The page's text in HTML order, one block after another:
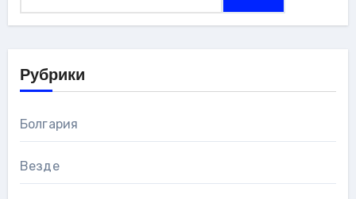
Рубрики
Болгария
Везде